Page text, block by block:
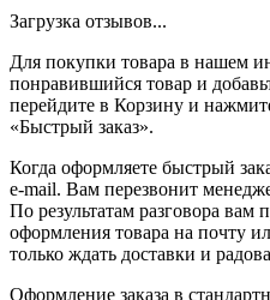
Загрузка отзывов...
Для покупки товара в нашем
понравившийся товар и
перейдите в Корзину и
«Быстрый заказ».
Когда оформляете быстрый
e-mail. Вам перезвонит
По результатам разговора вам
оформления товара на почту
только ждать доставки и
Оформление заказа в